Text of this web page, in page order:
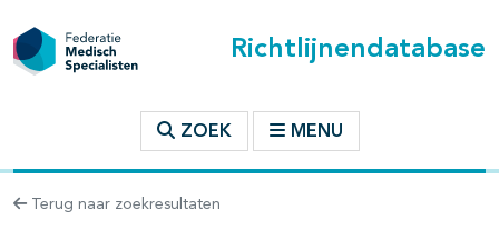
Richtlijnendatabase
ZOEK MENU
Terug naar zoekresultaten
binnen deze richtlijn